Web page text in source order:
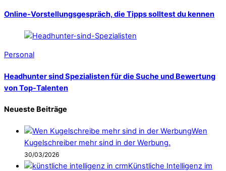
Online-Vorstellungsgespräch, die Tipps solltest du kennen
Personal
Headhunter sind Spezialisten für die Suche und Bewertung
von Top-Talenten
Neueste Beiträge
Wen
Kugelschreiber mehr sind in der Werbung.
30/03/2026
Künstliche Intelligenz im